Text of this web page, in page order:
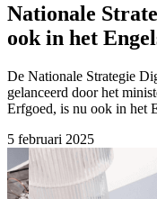
Nationale
ook in het
De Nationale Strategie
gelanceerd door het
Erfgoed, is nu ook in het
5 februari 2025